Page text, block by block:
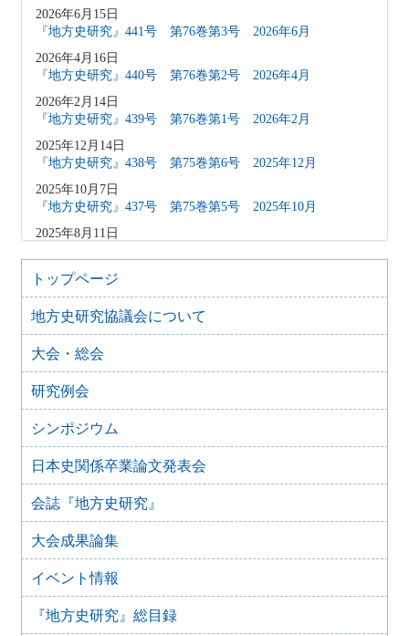
2026年6月15日
『地方史研究』441号 第76巻第3号 2026年6月
2026年4月16日
『地方史研究』440号 第76巻第2号 2026年4月
2026年2月14日
『地方史研究』439号 第76巻第1号 2026年2月
2025年12月14日
『地方史研究』438号 第75巻第6号 2025年12月
2025年10月7日
『地方史研究』437号 第75巻第5号 2025年10月
2025年8月11日
2025年8月10日
「原稿募集」を変更致しました
2025年6月9日
『地方史研究』435号 第75巻第3号 2025年6月
2025年4月9日
『地方史研究』434号 第75巻第2号 2025年4月
2025年2月10日
『地方史研究』433号 第75巻第1号 2025年2月
『地方史研究』432号 第74巻第6号 2024年12月
2024年11月21日
『地方史研究』431号 第74巻第5号 2024年10月
2024年11月20日
『地方史研究』430号 第74巻第4号 2024年8月
2024年6月4日
『地方史研究』429号 第75巻第3号 2024年6月
2024年6月4日
トップページ
地方史研究協議会について
大会・総会
研究例会
シンポジウム
日本史関係卒業論文発表会
会誌『地方史研究』
大会成果論集
イベント情報
『地方史研究』総目録